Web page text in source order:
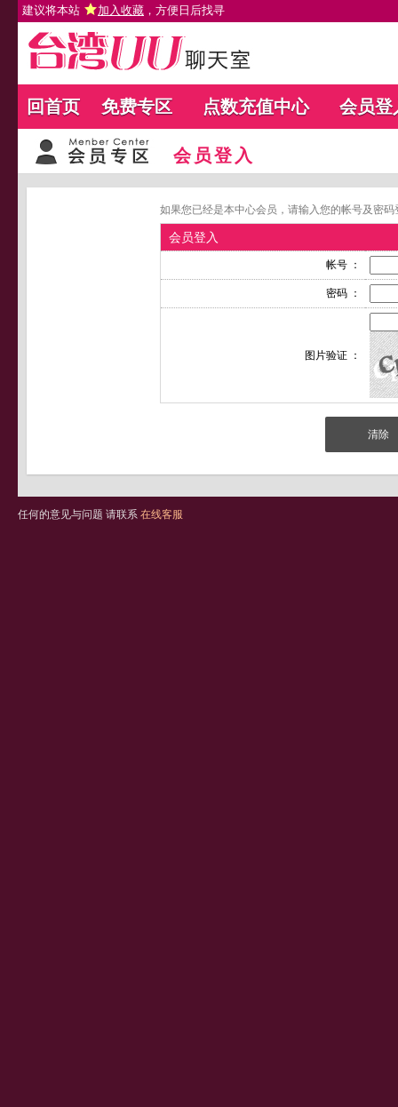
建议将本站 加入收藏 ，方便日后找寻
回首页 免费专区 点数充值中心 会员登
会员登入
如果您已经是本中心会员，请输入您的帐号及密
会员登入
帐号 ：
密码 ：
图片验证 ：
任何的意见与问题 请联系 在线客服